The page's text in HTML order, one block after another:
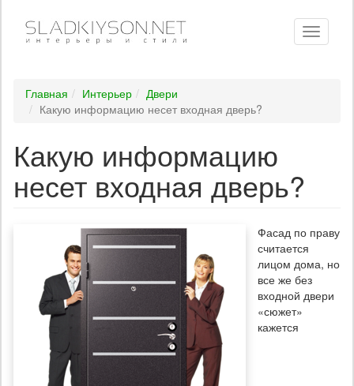
Toggle
Главная Интерьер
Двери
Какую информацию несет входная дверь?
Какую информацию
несет входная дверь?
Фасад по праву
считается
лицом дома, но
все же без
входной двери
«сюжет»
кажется